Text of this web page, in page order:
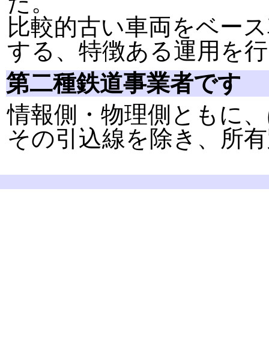
比較的古い車両をベー
する、特徴ある運用を
第二種鉄道事業者です
情報側・物理側ともに
その引込線を除き、所